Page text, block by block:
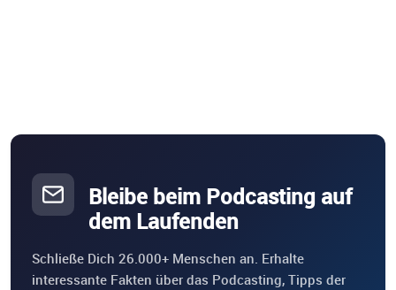
Bleibe beim Podcasting auf
dem Laufenden
Schließe Dich 26.000+ Menschen an. Erhalte
interessante Fakten über das Podcasting, Tipps der